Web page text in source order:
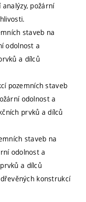
požární
staveb na
odolnost a
a dílců
pozemních staveb
odolnost a
prvků a dílců
staveb na
odolnost a
a dílců
konstrukcí